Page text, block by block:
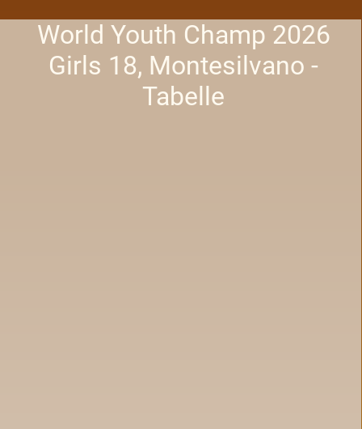
World Youth Champ 2026
Girls 18, Montesilvano -
Tabelle